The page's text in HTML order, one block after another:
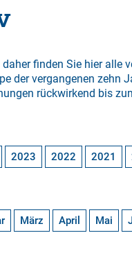
finden Sie hier alle
der vergangenen zehn
rückwirkend bis
2023 2022 2021
März April Mai